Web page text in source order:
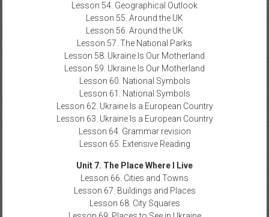
Lesson 54. Geographical Outlook
Lesson 55. Around the UK
Lesson 56. Around the UK
Lesson 57. The National Parks
Lesson 58. Ukraine Is Our Motherland
Lesson 59. Ukraine Is Our Motherland
Lesson 60. National Symbols
Lesson 61. National Symbols
Lesson 62. Ukraine Is a European Country
Lesson 63. Ukraine Is a European Country
Lesson 64. Grammar revision
Lesson 65. Extensive Reading
Unit 7. The Place Where I Live
Lesson 66. Cities and Towns
Lesson 67. Buildings and Places
Lesson 68. City Squares